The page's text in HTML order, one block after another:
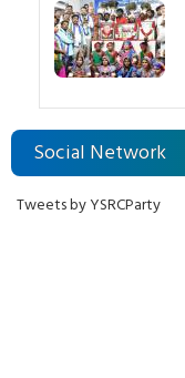
Social Network
Tweets by YSRCParty